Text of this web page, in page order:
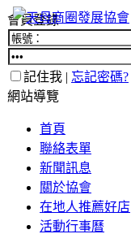
會員登錄
記住我 | 忘記密碼?
網站導覽
首頁
聯絡表單
新聞訊息
關於協會
在地人推薦好店
活動行事曆